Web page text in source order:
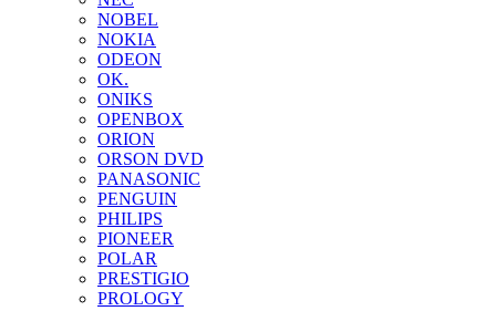
NOBEL
NOKIA
ODEON
OK.
ONIKS
OPENBOX
ORION
ORSON DVD
PANASONIC
PENGUIN
PHILIPS
PIONEER
POLAR
PRESTIGIO
PROLOGY